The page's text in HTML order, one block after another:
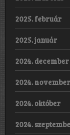
2025. február
2025. január
2024. december
2024. november
2024. október
2024.